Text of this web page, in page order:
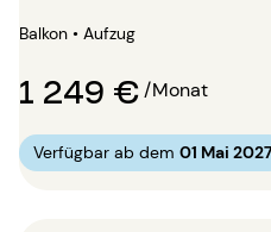
Balkon • Aufzug
1 249 €/Monat
Verfügbar ab dem 01 Mai 2027